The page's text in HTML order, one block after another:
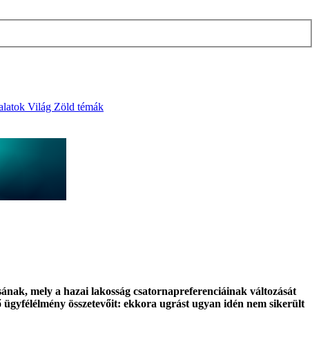
Világ Zöld témák
mely a hazai lakosság csatornapreferenciáinak változását
összetevőit: ekkora ugrást ugyan idén nem sikerült